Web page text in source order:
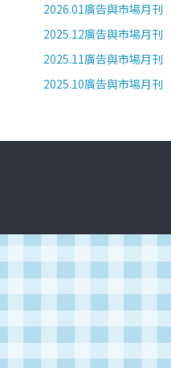
2026.01廣告與市場月刊
2025.12廣告與市場月刊
2025.11廣告與市場月刊
2025.10廣告與市場月刊